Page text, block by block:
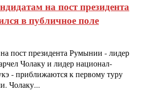
на пост президента
в публичное поле
пост президента Румынии - лидер
Чолаку и лидер национал-
- приближаются к первому туру
Чолаку...